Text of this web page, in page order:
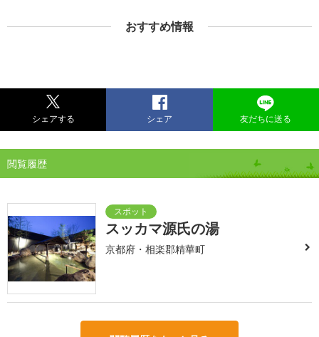
おすすめ情報
シェアする シェア 友だちに送る
閲覧履歴
スッカマ源氏の湯
京都府・相楽郡精華町